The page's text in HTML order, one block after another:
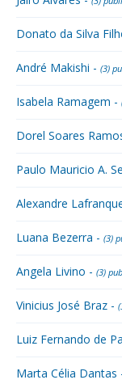
Donato da Silva
André Makishi - (3)
Isabela Ramagem -
Dorel Soares
Paulo Mauricio A.
Alexandre
Luana Bezerra - (3)
Angela Livino - (3)
Vinicius José Braz -
Luiz Fernando de
Marta Célia Dantas